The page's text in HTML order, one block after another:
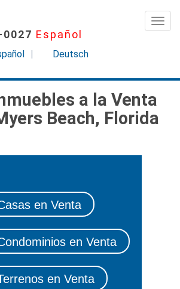
Español
Deutsch
a la Venta
Beach, Florida
en Venta
en Venta
en Venta